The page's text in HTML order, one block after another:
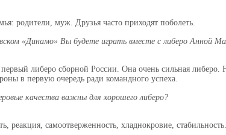
родители, муж. Друзья часто приходят поболеть.
«Динамо» Вы будете играть вместе с либеро Анной
либеро сборной России. Она очень сильная либеро.
в первую очередь ради командного успеха.
качества важны для хорошего либеро?
реакция, самоотверженность, хладнокровие, стабильность.